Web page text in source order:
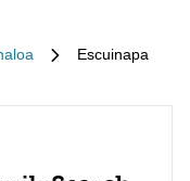
Escuinapa